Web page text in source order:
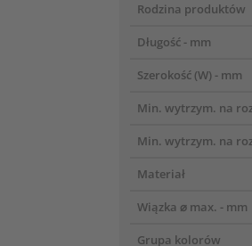
Rodzina produktów
Długość - mm
Szerokość (W) - mm
Min. wytrzym. na
Min. wytrzym. na
Materiał
Wiązka ⌀ max. - mm
Grupa kolorów